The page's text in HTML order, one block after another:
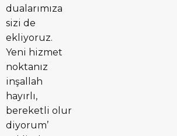
dualarımıza
sizi de
ekliyoruz.
Yeni hizmet
noktanız
inşallah
hayırlı,
bereketli olur
diyorum’